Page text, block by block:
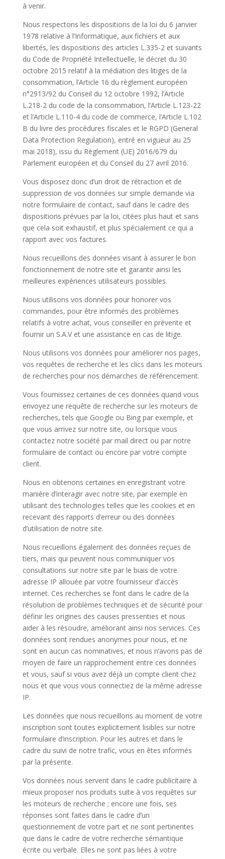
à venir.
Nous respectons les dispositions de la loi du 6 janvier
1978 relative à l’Informatique, aux fichiers et aux
libertés, les dispositions des articles L.335-2 et suivants
du Code de Propriété Intellectuelle, le décret du 30
octobre 2015 relatif à la médiation des litiges de la
consommation, l’Article 16 du règlement européen
n°2913/92 du Conseil du 12 octobre 1992, l’Article
L.218-2 du code de la consommation, l’Article L.123-22
et l’Article L.110-4 du code de commerce, l’Article L.102
B du livre des procédures fiscales et le RGPD (General
Data Protection Regulation), entré en vigueur au 25
mai 2018), issu du Règlement (UE) 2016/679 du
Parlement européen et du Conseil du 27 avril 2016.
Vous disposez donc d’un droit de rétraction et de
suppression de vos données sur simple demande via
notre formulaire de contact, sauf dans le cadre des
dispositions prévues par la loi, citées plus haut et sans
que cela soit exhaustif, et plus spécialement ce qui a
rapport avec vos factures.
Nous recueillons des données visant à assurer le bon
fonctionnement de notre site et garantir ainsi les
meilleures expériences utilisateurs possibles.
Nous utilisons vos données pour honorer vos
commandes, pour être informés des problèmes
relatifs à votre achat, vous conseiller en prévente et
fournir un S.A.V et une assistance en cas de litige.
Nous utilisons vos données pour améliorer nos pages,
vos requêtes de recherche et les clics dans les moteurs
de recherches pour nos démarches de référencement.
Vous fournissez certaines de ces données quand vous
envoyez une requête de recherche sur les moteurs de
recherches, tels que Google ou Bing par exemple, et
que vous arrivez sur notre site, ou lorsque vous
contactez notre société par mail direct ou par notre
formulaire de contact ou encore par votre compte
client.
Nous en obtenons certaines en enregistrant votre
manière d’interagir avec notre site, par exemple en
utilisant des technologies telles que les cookies et en
recevant des rapports d’erreur ou des données
d’utilisation de notre site.
Nous recueillons également des données reçues de
tiers, mais qui peuvent nous communiquer vos
consultations sur notre site par le biais de votre
adresse IP allouée par votre fournisseur d’accès
internet. Ces recherches se font dans le cadre de la
résolution de problèmes techniques et de sécurité pour
définir les origines des causes pressenties et nous
aider à les résoudre, améliorant ainsi nos services. Ces
données sont rendues anonymes pour nous, et ne
sont en aucun cas nominatives, et nous n’avons pas de
moyen de faire un rapprochement entre ces données
et vous, sauf si vous avez déjà un compte client chez
nous et que vous vous connectiez de la même adresse
IP.
Les données que nous recueillons au moment de votre
inscription sont toutes explicitement lisibles sur notre
formulaire d’inscription. Pour les autres et dans le
cadre du suivi de notre trafic, vous en êtes informés
par la présente.
Vos données nous servent dans le cadre publicitaire à
mieux proposer nos produits suite à vos requêtes sur
les moteurs de recherche ; encore une fois, ses
réponses sont faites dans le cadre d’un
questionnement de votre part et ne sont pertinentes
que dans le cadre de votre recherche sémantique
écrite ou verbale. Elles ne sont pas liées à votre